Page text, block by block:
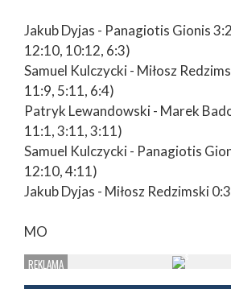
Jakub Dyjas - Panagiotis Gionis
12:10, 10:12, 6:3)
Samuel Kulczycki - Miłosz
11:9, 5:11, 6:4)
Patryk Lewandowski - Marek
11:1, 3:11, 3:11)
Samuel Kulczycki - Panagiotis
12:10, 4:11)
Jakub Dyjas - Miłosz Redzimski
MO